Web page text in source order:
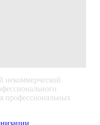
профессиональных